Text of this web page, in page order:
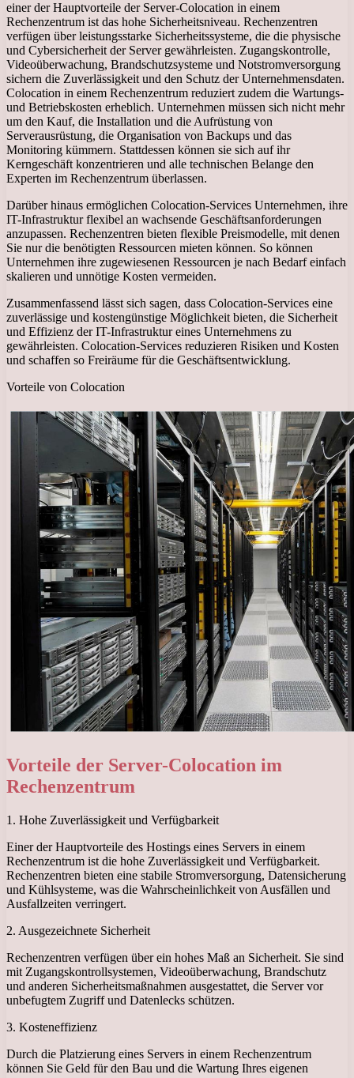
einer der Hauptvorteile der Server-Colocation in einem
Rechenzentrum ist das hohe Sicherheitsniveau. Rechenzentren
verfügen über leistungsstarke Sicherheitssysteme, die die physische
und Cybersicherheit der Server gewährleisten. Zugangskontrolle,
Videoüberwachung, Brandschutzsysteme und Notstromversorgung
sichern die Zuverlässigkeit und den Schutz der Unternehmensdaten.
Colocation in einem Rechenzentrum reduziert zudem die Wartungs-
und Betriebskosten erheblich. Unternehmen müssen sich nicht mehr
um den Kauf, die Installation und die Aufrüstung von
Serverausrüstung, die Organisation von Backups und das
Monitoring kümmern. Stattdessen können sie sich auf ihr
Kerngeschäft konzentrieren und alle technischen Belange den
Experten im Rechenzentrum überlassen.
Darüber hinaus ermöglichen Colocation-Services Unternehmen, ihre
IT-Infrastruktur flexibel an wachsende Geschäftsanforderungen
anzupassen. Rechenzentren bieten flexible Preismodelle, mit denen
Sie nur die benötigten Ressourcen mieten können. So können
Unternehmen ihre zugewiesenen Ressourcen je nach Bedarf einfach
skalieren und unnötige Kosten vermeiden.
Zusammenfassend lässt sich sagen, dass Colocation-Services eine
zuverlässige und kostengünstige Möglichkeit bieten, die Sicherheit
und Effizienz der IT-Infrastruktur eines Unternehmens zu
gewährleisten. Colocation-Services reduzieren Risiken und Kosten
und schaffen so Freiräume für die Geschäftsentwicklung.
Vorteile von Colocation
Vorteile der Server-Colocation im
Rechenzentrum
1. Hohe Zuverlässigkeit und Verfügbarkeit
Einer der Hauptvorteile des Hostings eines Servers in einem
Rechenzentrum ist die hohe Zuverlässigkeit und Verfügbarkeit.
Rechenzentren bieten eine stabile Stromversorgung, Datensicherung
und Kühlsysteme, was die Wahrscheinlichkeit von Ausfällen und
Ausfallzeiten verringert.
2. Ausgezeichnete Sicherheit
Rechenzentren verfügen über ein hohes Maß an Sicherheit. Sie sind
mit Zugangskontrollsystemen, Videoüberwachung, Brandschutz
und anderen Sicherheitsmaßnahmen ausgestattet, die Server vor
unbefugtem Zugriff und Datenlecks schützen.
3. Kosteneffizienz
Durch die Platzierung eines Servers in einem Rechenzentrum
können Sie Geld für den Bau und die Wartung Ihres eigenen